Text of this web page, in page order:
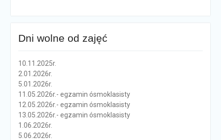
Dni wolne od zajęć
10.11.2025r.
2.01.2026r.
5.01.2026r.
11.05.2026r.- egzamin ósmoklasisty
12.05.2026r.- egzamin ósmoklasisty
13.05.2026r.- egzamin ósmoklasisty
1.06.2026r.
5.06.2026r.